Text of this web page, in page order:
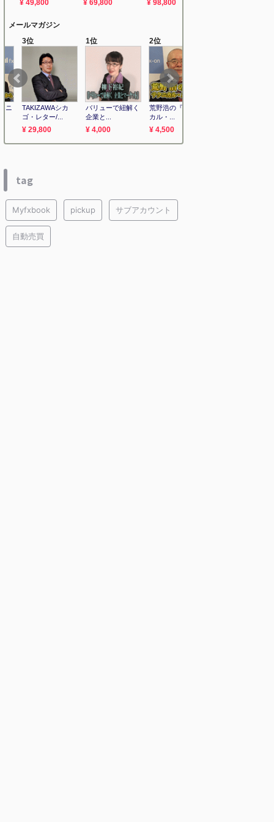
tag
Myfxbook pickup サブアカウント
自動売買